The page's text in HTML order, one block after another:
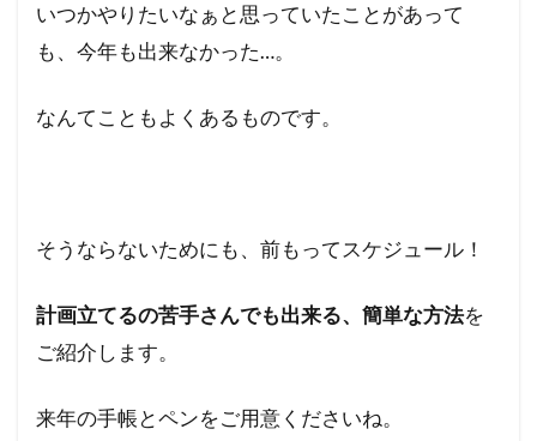
いつかやりたいなぁと思っていたことがあって
も、今年も出来なかった…。
なんてこともよくあるものです。
そうならないためにも、前もってスケジュール！
計画立てるの苦手さんでも出来る、簡単な方法を
ご紹介します。
来年の手帳とペンをご用意くださいね。